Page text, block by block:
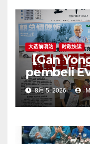
大选前哨站 时政快读
【Gan
pembeli
stesen
langkah
perlu
jangan
8月 5, 2026